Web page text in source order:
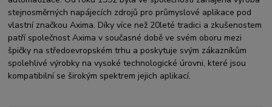
stejnosměrných napájecích zdrojů pro průmyslové aplikace pod
vlastní značkou Axima. Díky více než 20leté tradici a zkušenostem
patří společnost Axima v současné době ve svém oboru mezi
špičky na středoevropském trhu a poskytuje svým zákazníkům
spolehlivé výrobky na vysoké technologické úrovni, které jsou
kompatibilní se širokým spektrem jejich aplikací.